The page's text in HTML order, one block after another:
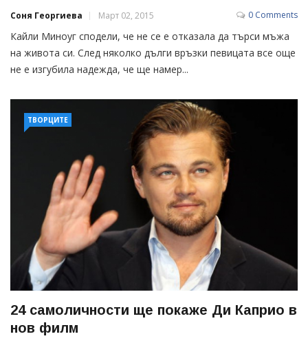
Соня Георгиева Март 02, 2015 0 Comments
Кайли Миноуг сподели, че не се е отказала да търси мъжа
на живота си. След няколко дълги връзки певицата все още
не е изгубила надежда, че ще намер...
ТВОРЦИТЕ
24 самоличности ще покаже Ди Каприо в
нов филм